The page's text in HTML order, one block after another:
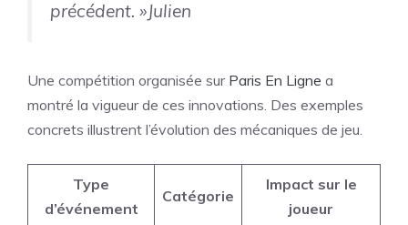
précédent. »Julien
Une compétition organisée sur Paris En Ligne a
montré la vigueur de ces innovations. Des exemples
concrets illustrent l’évolution des mécaniques de jeu.
Type
d’événement
Catégorie
Impact sur le
joueur